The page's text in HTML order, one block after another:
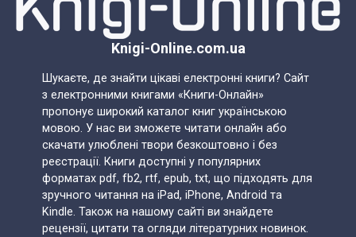
Knigi-Online.com.ua
Шукаєте, де знайти цікаві електронні книги? Сайт
з електронними книгами «Книги-Онлайн»
пропонує широкий каталог книг українською
мовою. У нас ви зможете читати онлайн або
скачати улюблені твори безкоштовно і без
реєстрації. Книги доступні у популярних
форматах pdf, fb2, rtf, epub, txt, що підходять для
зручного читання на iPad, iPhone, Android та
Kindle. Також на нашому сайті ви знайдете
рецензії, цитати та огляди літературних новинок.